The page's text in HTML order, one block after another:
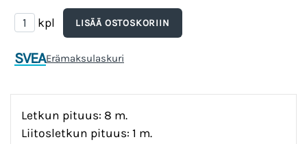
kpl
SVEAErämaksulaskuri
Letkun pituus: 8 m.
Liitosletkun pituus: 1 m.